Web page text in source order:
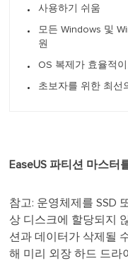
사용하기 쉬움
모든 Windows 및
원
OS 복제가 효율적
초보자를 위한 최선
EaseUS 파티션 마스터
참고: 운영체제를 SSD
상 디스크에 할당되지
션과 데이터가 삭제될
해 미리 외장 하드 드라